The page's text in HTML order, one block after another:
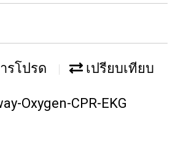
รโปรด เปรียบเทียบ
Oxygen-CPR-EKG